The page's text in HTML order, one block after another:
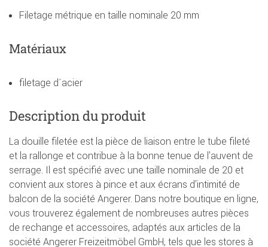
Filetage métrique en taille nominale 20 mm
Matériaux
filetage d´acier
Description du produit
La douille filetée est la pièce de liaison entre le tube fileté
et la rallonge et contribue à la bonne tenue de l'auvent de
serrage. Il est spécifié avec une taille nominale de 20 et
convient aux stores à pince et aux écrans d'intimité de
balcon de la société Angerer. Dans notre boutique en ligne,
vous trouverez également de nombreuses autres pièces
de rechange et accessoires, adaptés aux articles de la
société Angerer Freizeitmöbel GmbH, tels que les stores à